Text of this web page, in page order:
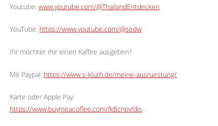
Youtube: www.youtube.com/@ThailandEntdecken
YouTube: https://www.youtube.com/@sedw
Ihr möchtet mir einen Kaffee ausgeben?
Mit Paypal: https://www.s-kluth.de/meine-ausruestung/
Karte oder Apple Pay:
https://www.buymeacoffee.com/fk8cnpvfdjs